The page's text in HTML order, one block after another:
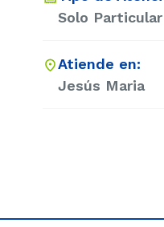
Solo Particular
Atiende en:
Jesús Maria